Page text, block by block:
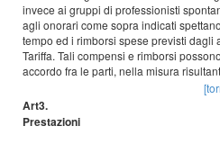
invece ai gruppi di professionisti
agli onorari come sopra indicati
tempo ed i rimborsi spese previsti dagli
Tariffa. Tali compensi e rimborsi
accordo fra le parti, nella misura
Art3.
Prestazioni